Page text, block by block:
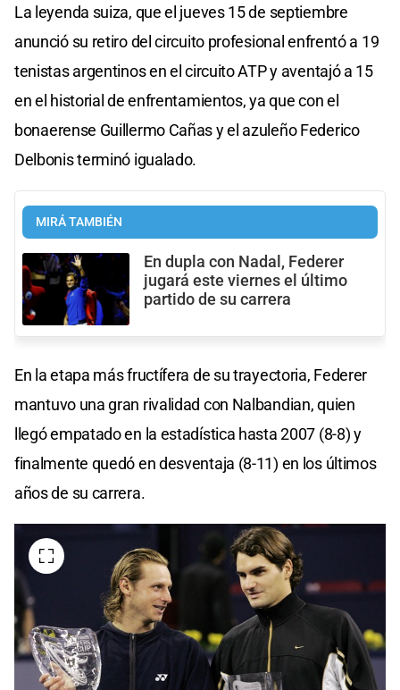
La leyenda suiza, que el jueves 15 de septiembre
anunció su retiro del circuito profesional enfrentó a 19
tenistas argentinos en el circuito ATP y aventajó a 15
en el historial de enfrentamientos, ya que con el
bonaerense Guillermo Cañas y el azuleño Federico
Delbonis terminó igualado.
MIRÁ TAMBIÉN
En dupla con Nadal, Federer
jugará este viernes el último
partido de su carrera
En la etapa más fructífera de su trayectoria, Federer
mantuvo una gran rivalidad con Nalbandian, quien
llegó empatado en la estadística hasta 2007 (8-8) y
finalmente quedó en desventaja (8-11) en los últimos
años de su carrera.